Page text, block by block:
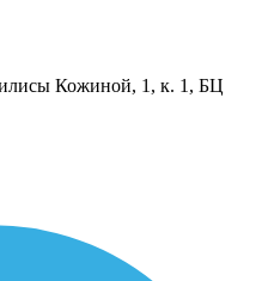
Кожиной, 1, к. 1, БЦ